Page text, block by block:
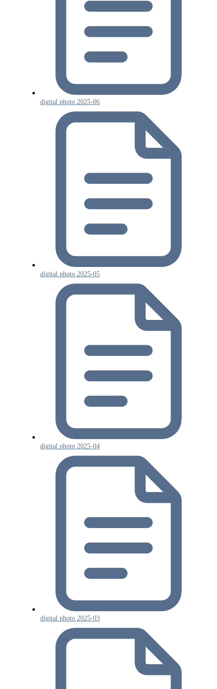
digital photo 2025-06
digital photo 2025-05
digital photo 2025-04
digital photo 2025-03